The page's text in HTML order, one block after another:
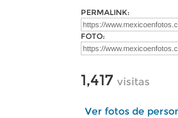
PERMALINK:
FOTO:
1,417 visitas
Ver fotos de